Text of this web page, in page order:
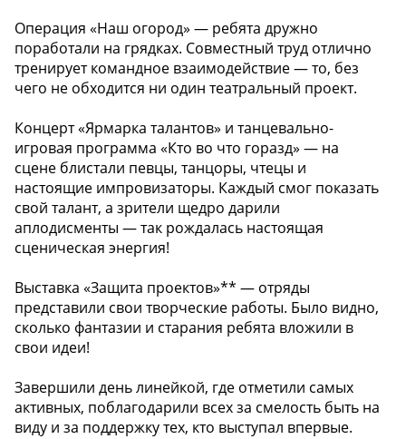
Операция «Наш огород» — ребята дружно
поработали на грядках. Совместный труд отлично
тренирует командное взаимодействие — то, без
чего не обходится ни один театральный проект.
Концерт «Ярмарка талантов» и танцевально-
игровая программа «Кто во что горазд» — на
сцене блистали певцы, танцоры, чтецы и
настоящие импровизаторы. Каждый смог показать
свой талант, а зрители щедро дарили
аплодисменты — так рождалась настоящая
сценическая энергия!
Выставка «Защита проектов»** — отряды
представили свои творческие работы. Было видно,
сколько фантазии и старания ребята вложили в
свои идеи!
Завершили день линейкой, где отметили самых
активных, поблагодарили всех за смелость быть на
виду и за поддержку тех, кто выступал впервые.